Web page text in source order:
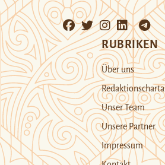
RUBRIKEN
Über uns
Redaktionscharta
Unser Team
Unsere Partner
Impressum